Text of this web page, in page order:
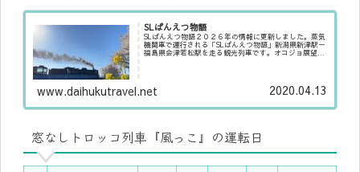
SLばんえつ物語
SLばんえつ物語２０２６年の情報に更新しました。蒸気
機関車で運行される「SLばんえつ物語」新潟県新津駅ー
福島県会津若松駅を走る観光列車です。オコジョ展望
www.daihukutravel.net 2020.04.13
窓なしトロッコ列車『風っこ』の運転日